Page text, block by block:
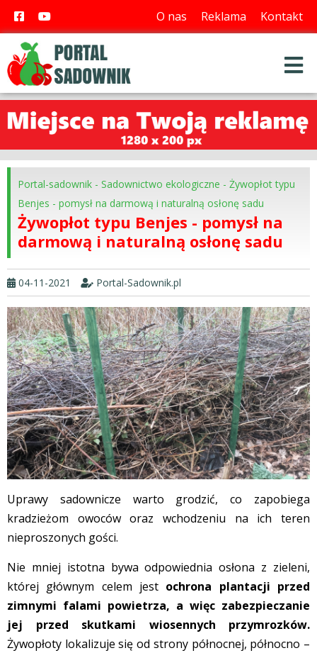
O nas Reklama Kontakt
Portal-sadownik - Sadownictwo ekologiczne - Żywopłot typu
Benjes - pomysł na darmową i naturalną osłonę sadu
Żywopłot typu Benjes - pomysł na
darmową i naturalną osłonę sadu
04-11-2021 Portal-Sadownik.pl
Uprawy sadownicze warto grodzić, co zapobiega
kradzieżom owoców oraz wchodzeniu na ich teren
nieproszonych gości.
Nie mniej istotna bywa odpowiednia osłona z zieleni,
której głównym celem jest ochrona plantacji przed
zimnymi falami powietrza, a więc zabezpieczanie
jej przed skutkami wiosennych przymrozków.
Żywopłoty lokalizuje się od strony północnej, północno –